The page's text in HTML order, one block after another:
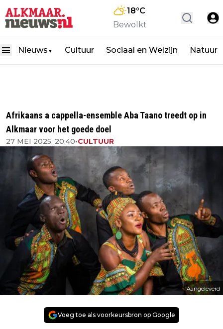
18°C
Bewolkt
Nieuws ▼ Cultuur Sociaal en Welzijn Natuur
Afrikaans a cappella-ensemble Aba Taano treedt op in
Alkmaar voor het goede doel
27 MEI 2025, 20:40•CULTUUR
Aangeleverd
Voeg toe als voorkeursbron op Google